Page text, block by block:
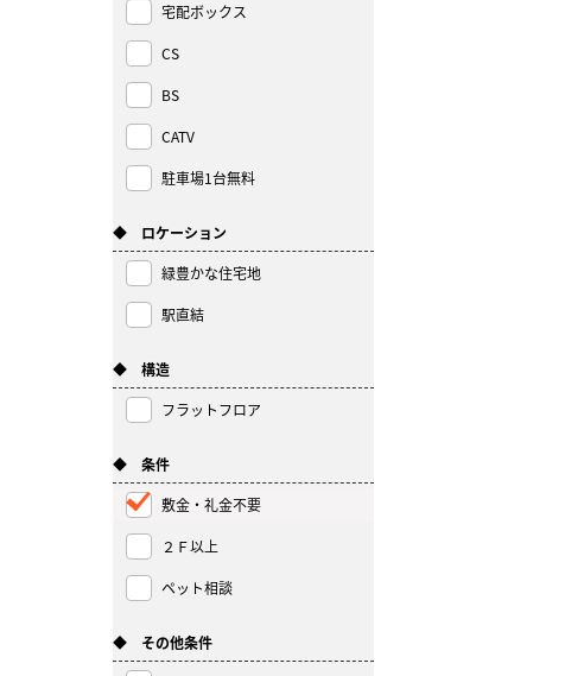
宅配ボックス
CS
BS
CATV
駐車場1台無料
◆ ロケーション
緑豊かな住宅地
駅直結
◆ 構造
フラットフロア
◆ 条件
敷金・礼金不要
２Ｆ以上
ペット相談
◆ その他条件